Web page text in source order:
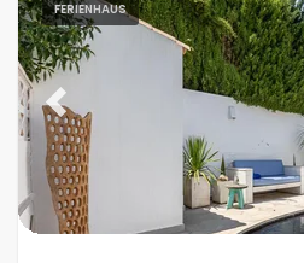
FERIENHAUS
Previous